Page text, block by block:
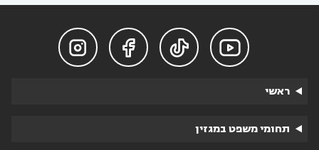




ראשי
תחומי משפט במגזין